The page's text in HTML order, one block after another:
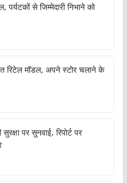
से जिम्मेदारी निभाने को
रिटेल मॉडल, अपने स्टोर चलाने के
सुरक्षा पर सुनवाई, रिपोर्ट पर